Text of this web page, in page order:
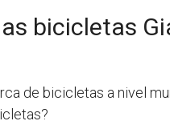
bicicletas
de bicicletas a nivel